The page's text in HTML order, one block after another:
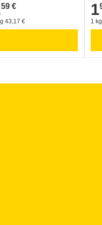
€
59 €
43,17 €
1
1